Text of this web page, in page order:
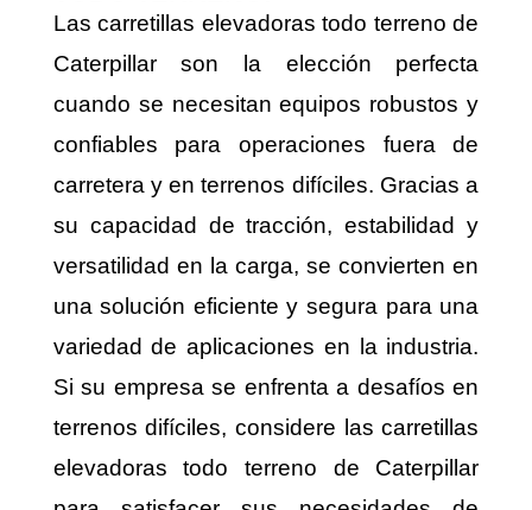
Las carretillas elevadoras todo terreno de
Caterpillar son la elección perfecta
cuando se necesitan equipos robustos y
confiables para operaciones fuera de
carretera y en terrenos difíciles. Gracias a
su capacidad de tracción, estabilidad y
versatilidad en la carga, se convierten en
una solución eficiente y segura para una
variedad de aplicaciones en la industria.
Si su empresa se enfrenta a desafíos en
terrenos difíciles, considere las carretillas
elevadoras todo terreno de Caterpillar